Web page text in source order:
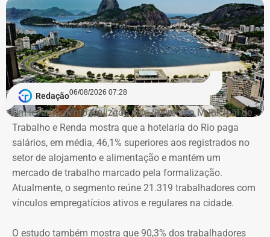
Outro ponto usado pelo Ministério Público para pedir o
aumento das penas foi o uso de um carro clonado no
crime, o que caracteriza o delito de receptação.
Ambos firmaram delação
premiada e devem
cumprir o tempo de prisão
previsto no acordo
Apesar do aumento da pena, os ex-policiais militares
firmaram delação premiada para apontar os mandantes do
colaborações fossem homologadas e os dados fornecidos
Redação06/08/2026 07:28
Um levantamento realizado pela Secretaria Municipal de
Trabalho e Renda mostra que a hotelaria do Rio paga
salários, em média, 46,1% superiores aos registrados no
setor de alojamento e alimentação e mantém um
mercado de trabalho marcado pela formalização.
Atualmente, o segmento reúne 21.319 trabalhadores com
vínculos empregatícios ativos e regulares na cidade.
O estudo também mostra que 90,3% dos trabalhadores